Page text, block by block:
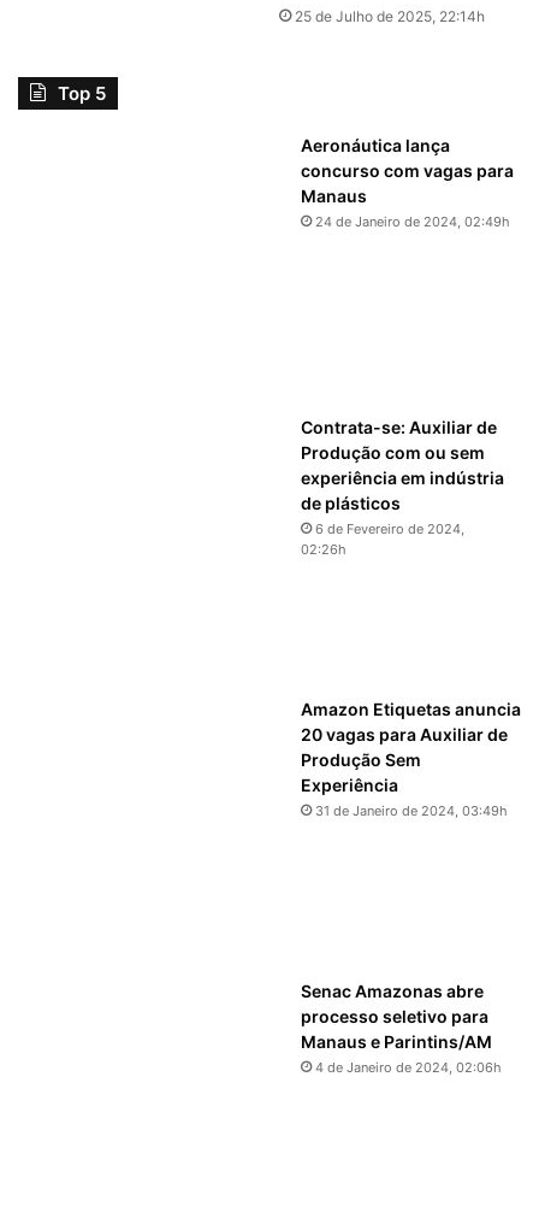
25 de Julho de 2025, 22:14h
Top 5
Aeronáutica lança
concurso com vagas para
Manaus
24 de Janeiro de 2024, 02:49h
Contrata-se: Auxiliar de
Produção com ou sem
experiência em indústria
de plásticos
6 de Fevereiro de 2024,
02:26h
Amazon Etiquetas anuncia
20 vagas para Auxiliar de
Produção Sem
Experiência
31 de Janeiro de 2024, 03:49h
Senac Amazonas abre
processo seletivo para
Manaus e Parintins/AM
4 de Janeiro de 2024, 02:06h